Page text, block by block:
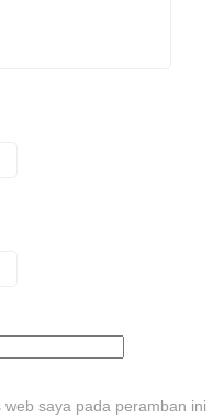
saya pada peramban ini